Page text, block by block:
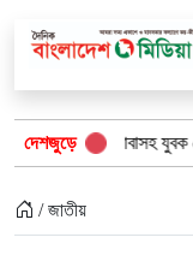
দেশজুড়েযুবক গ্রেপ্তার
/ জাতীয়